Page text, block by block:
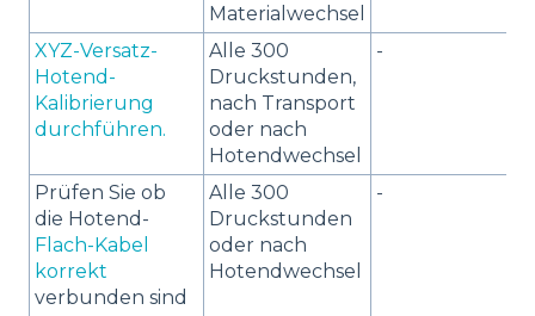
Materialwechsel
XYZ-Versatz-
Hotend-
Kalibrierung
durchführen.
Alle 300
Druckstunden,
nach Transport
oder nach
Hotendwechsel
-
Prüfen Sie ob
die Hotend-
Flach-Kabel
korrekt
verbunden sind
Alle 300
Druckstunden
oder nach
Hotendwechsel
-